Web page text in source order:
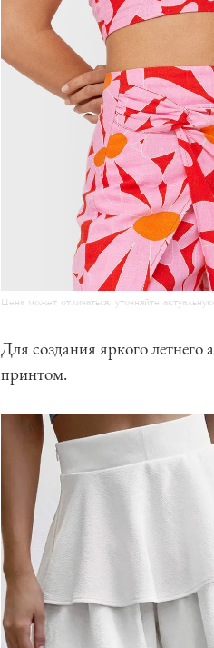
Цена может отличаться, уточняйте
Для создания яркого
принтом.